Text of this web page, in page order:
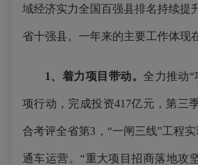
域经济实力全国百强县排名持续提
省十强县。一年来的主要工作体现
1、着力项目带动。全力推动“
项行动，完成投资417亿元，第三
合考评全省第3，“一闸三线”工程
通车运营。“重大项目招商落地攻